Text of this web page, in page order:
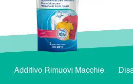
Additivo Rimuovi Macchie